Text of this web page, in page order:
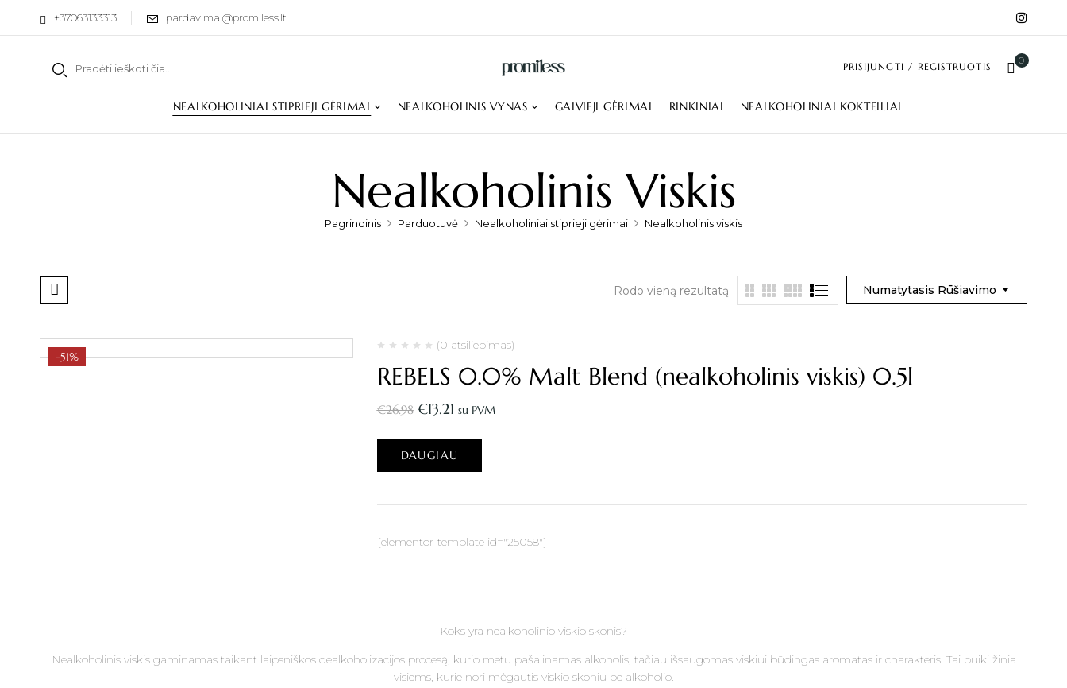
+37063133313 pardavimai@promiless.lt
PRISIJUNGTI / REGISTRUOTIS 0
NEALKOHOLINIAI STIPRIEJI GĖRIMAI NEALKOHOLINIS VYNAS GAIVIEJI GĖRIMAI RINKINIAI NEALKOHOLINIAI KOKTEILIAI
Nealkoholinis Viskis
Pagrindinis Parduotuvė Nealkoholiniai stiprieji gėrimai Nealkoholinis viskis
Numatytasis Rūšiavimo
Rodo vieną rezultatą
-51%
(0 atsiliepimas)
REBELS 0.0% Malt Blend (nealkoholinis viskis) 0.5l
€26.98 €13.21 su PVM
DAUGIAU
[elementor-template id="25058"]
Koks yra nealkoholinio viskio skonis?
Nealkoholinis viskis gaminamas taikant laipsniškos dealkoholizacijos procesą, kurio metu pašalinamas alkoholis, tačiau išsaugomas viskiui būdingas aromatas ir charakteris. Tai puiki žinia
visiems, kurie nori mėgautis viskio skoniu be alkoholio.